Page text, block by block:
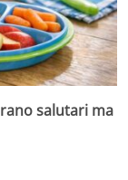
salutari ma